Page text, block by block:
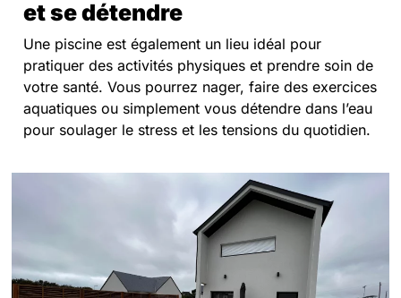
et se détendre
Une piscine est également un lieu idéal pour
pratiquer des activités physiques et prendre soin de
votre santé. Vous pourrez nager, faire des exercices
aquatiques ou simplement vous détendre dans l’eau
pour soulager le stress et les tensions du quotidien.